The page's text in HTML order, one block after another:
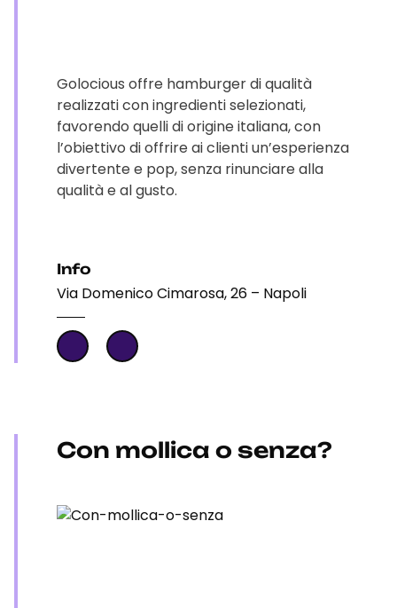
Golocious offre hamburger di qualità
realizzati con ingredienti selezionati,
favorendo quelli di origine italiana, con
l’obiettivo di offrire ai clienti un’esperienza
divertente e pop, senza rinunciare alla
qualità e al gusto.
Info
Via Domenico Cimarosa, 26 – Napoli
Con mollica o senza?